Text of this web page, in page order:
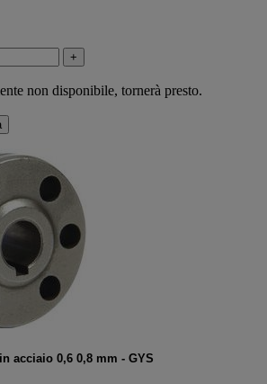
+
non disponibile, tornerà presto.
acciaio 0,6 0,8 mm - GYS